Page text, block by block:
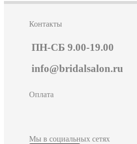
Контакты
ПН-СБ 9.00-19.00
info@bridalsalon.ru
Оплата
Мы в социальных сетях